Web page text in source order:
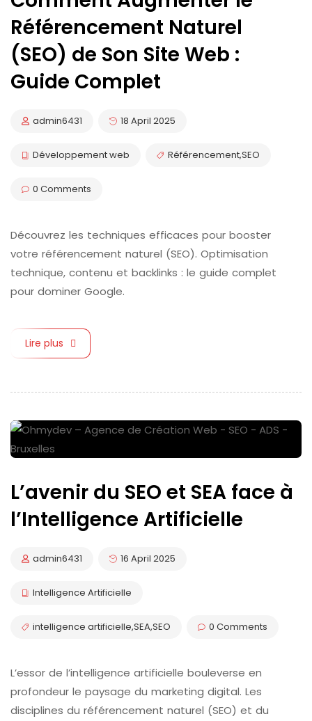
Référencement Naturel
(SEO) de Son Site Web :
Guide Complet
admin6431 18 April 2025
Développement web Référencement,SEO
0 Comments
Découvrez les techniques efficaces pour booster
votre référencement naturel (SEO). Optimisation
technique, contenu et backlinks : le guide complet
pour dominer Google.
Lire plus
L’avenir du SEO et SEA face à
l’Intelligence Artificielle
admin6431 16 April 2025
Intelligence Artificielle
intelligence artificielle,SEA,SEO 0 Comments
L’essor de l’intelligence artificielle bouleverse en
profondeur le paysage du marketing digital. Les
disciplines du référencement naturel (SEO) et du